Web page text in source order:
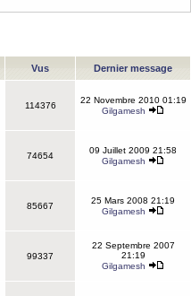
Vus Dernier message
114376
22 Novembre 2010 01:19
Gilgamesh
74654
09 Juillet 2009 21:58
Gilgamesh
85667
25 Mars 2008 21:19
Gilgamesh
99337
22 Septembre 2007
21:19
Gilgamesh